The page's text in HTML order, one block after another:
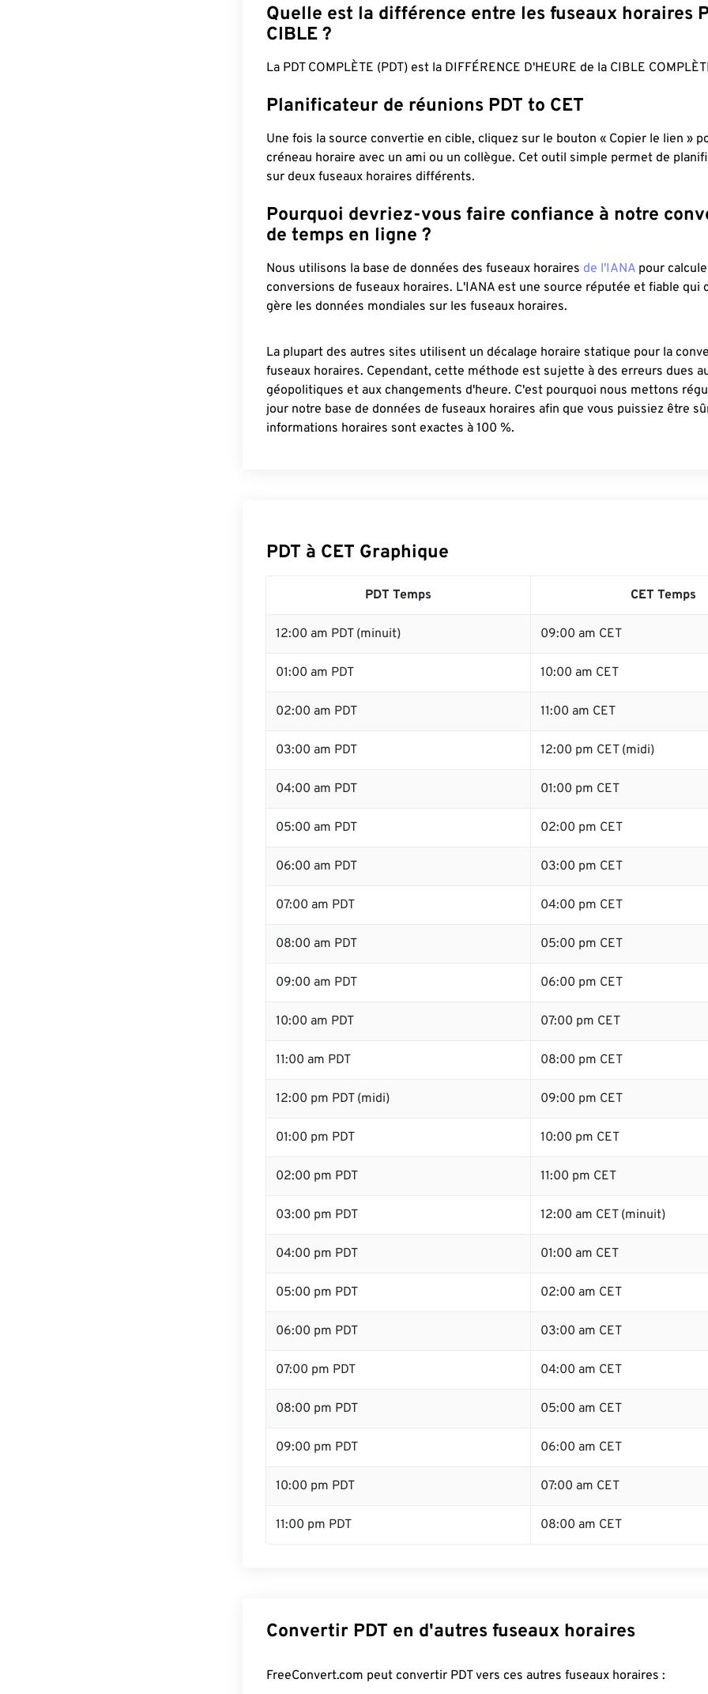
Quelle est la différence entre les fuseaux horaires
CIBLE ?
La PDT COMPLÈTE (PDT) est la DIFFÉRENCE D'HEURE de la CIBLE
Planificateur de réunions PDT to CET
Une fois la source convertie en cible, cliquez sur le bouton « Copier le lien »
créneau horaire avec un ami ou un collègue. Cet outil simple permet de
sur deux fuseaux horaires différents.
Pourquoi devriez-vous faire confiance à notre
de temps en ligne ?
Nous utilisons la base de données des fuseaux horaires de l'IANA pour
conversions de fuseaux horaires. L'IANA est une source réputée et fiable qui
gère les données mondiales sur les fuseaux horaires.
La plupart des autres sites utilisent un décalage horaire statique pour la
fuseaux horaires. Cependant, cette méthode est sujette à des erreurs dues
géopolitiques et aux changements d'heure. C'est pourquoi nous mettons
jour notre base de données de fuseaux horaires afin que vous puissiez être
informations horaires sont exactes à 100 %.
PDT à CET Graphique
PDT Temps CET Temps
12:00 am PDT (minuit) 09:00 am CET
01:00 am PDT 10:00 am CET
02:00 am PDT 11:00 am CET
03:00 am PDT 12:00 pm CET (midi)
04:00 am PDT 01:00 pm CET
05:00 am PDT 02:00 pm CET
06:00 am PDT 03:00 pm CET
07:00 am PDT 04:00 pm CET
08:00 am PDT 05:00 pm CET
09:00 am PDT 06:00 pm CET
10:00 am PDT 07:00 pm CET
11:00 am PDT 08:00 pm CET
12:00 pm PDT (midi) 09:00 pm CET
01:00 pm PDT 10:00 pm CET
02:00 pm PDT 11:00 pm CET
03:00 pm PDT 12:00 am CET (minuit)
04:00 pm PDT 01:00 am CET
05:00 pm PDT 02:00 am CET
06:00 pm PDT 03:00 am CET
07:00 pm PDT 04:00 am CET
08:00 pm PDT 05:00 am CET
09:00 pm PDT 06:00 am CET
10:00 pm PDT 07:00 am CET
11:00 pm PDT 08:00 am CET
Convertir PDT en d'autres fuseaux horaires
FreeConvert.com peut convertir PDT vers ces autres fuseaux horaires :